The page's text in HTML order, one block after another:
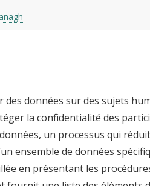
données sur des sujets
la confidentialité des
un processus qui
ensemble de données
en présentant les